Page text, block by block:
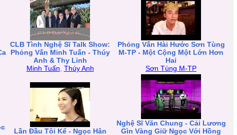
CLB Tình Nghệ Sĩ Talk Show:
Phỏng Vấn Minh Tuấn - Thúy
Anh & Thy Linh
Minh Tuấn Thúy Anh
Phỏng Vấn Hài Hước Sơn Tùng
M-TP - Một Cộng Một Lớn Hơn
Hai
Sơn Tùng M-TP
Lần Đầu Tôi Kể - Ngọc Hân
Nghệ Sĩ Văn Chung - Cải Lương
Gìn Vàng Giữ Ngọc Với Hồng